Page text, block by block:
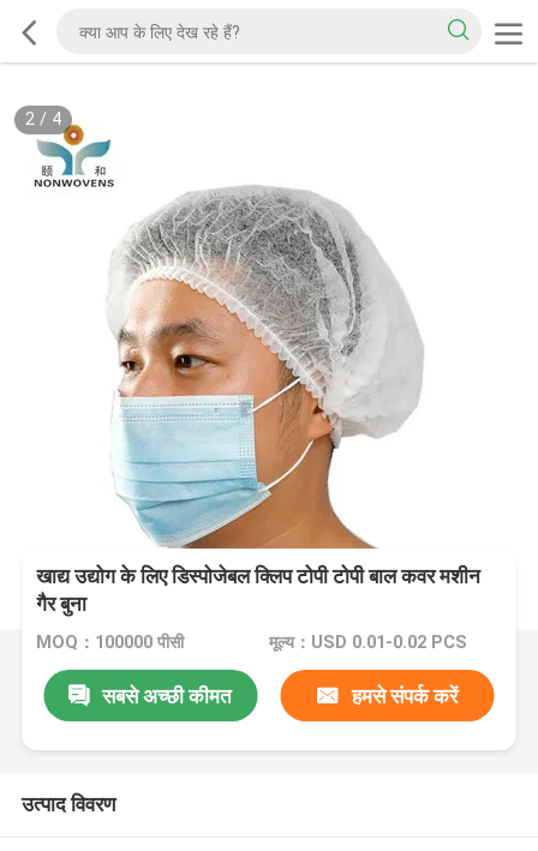
2/ 4
खाद्य उद्योग के लिए डिस्पोजेबल क्लिप टोपी टोपी बाल कवर मशीन
गैर बुना
MOQ：100000 पीसी मूल्य：USD 0.01-0.02 PCS
सबसे अच्छी कीमत हमसे संपर्क करें
उत्पाद विवरण